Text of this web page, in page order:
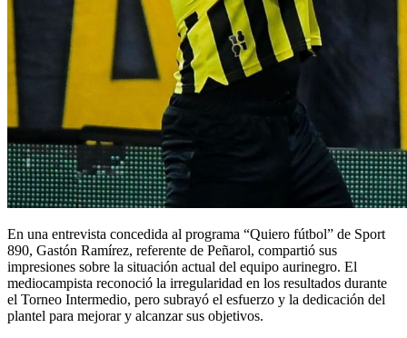
En una entrevista concedida al programa “Quiero fútbol” de Sport
890, Gastón Ramírez, referente de Peñarol, compartió sus
impresiones sobre la situación actual del equipo aurinegro. El
mediocampista reconoció la irregularidad en los resultados durante
el Torneo Intermedio, pero subrayó el esfuerzo y la dedicación del
plantel para mejorar y alcanzar sus objetivos.